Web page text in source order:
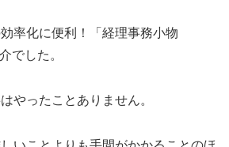
率化に便利！「経理事務小物
でした。
やったことありません。